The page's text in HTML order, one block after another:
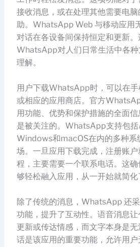
接收消息，或在处理其他需要电
助。WhatsApp Web 与移动应用
对话在各设备间保持恒定和更新
WhatsApp对人们日常生活中各
理解。
用户下载WhatsApp时，可以在
或相应的应用商店。官方
用功能、优势和保护措施的全面
是被关注的。WhatsApp支持包括
Windows和macOS在内的多种系
场。一旦应用下载完成，注册账
程，主要需要一个联系电话。这
够轻松融入应用，从一开始就简化
除了传统的消息，WhatsApp 还
功能，提升了互动性。语音消息
更新或传达情感，而文字本身是
话是该应用的重要功能，允许用